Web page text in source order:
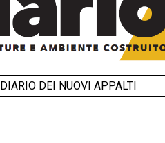
DIARIO DEI NUOVI APPALTI